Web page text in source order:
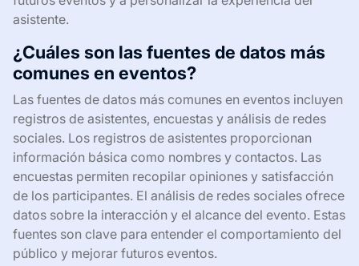
asistente.
¿Cuáles son las fuentes de datos más
comunes en eventos?
Las fuentes de datos más comunes en eventos incluyen
registros de asistentes, encuestas y análisis de redes
sociales. Los registros de asistentes proporcionan
información básica como nombres y contactos. Las
encuestas permiten recopilar opiniones y satisfacción
de los participantes. El análisis de redes sociales ofrece
datos sobre la interacción y el alcance del evento. Estas
fuentes son clave para entender el comportamiento del
público y mejorar futuros eventos.